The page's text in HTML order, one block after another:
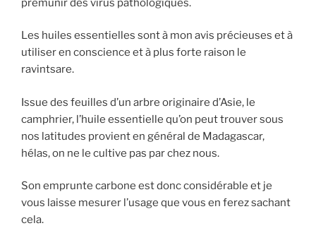
prémunir des virus pathologiques.
Les huiles essentielles sont à mon avis précieuses et à
utiliser en conscience et à plus forte raison le
ravintsare.
Issue des feuilles d’un arbre originaire d’Asie, le
camphrier, l’huile essentielle qu’on peut trouver sous
nos latitudes provient en général de Madagascar,
hélas, on ne le cultive pas par chez nous.
Son emprunte carbone est donc considérable et je
vous laisse mesurer l’usage que vous en ferez sachant
cela.